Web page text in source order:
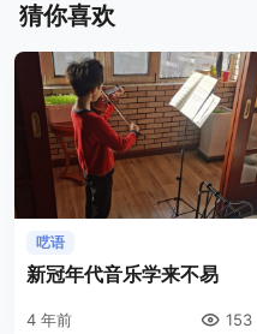
猜你喜欢
呓语
新冠年代音乐学来不易
4 年前 153